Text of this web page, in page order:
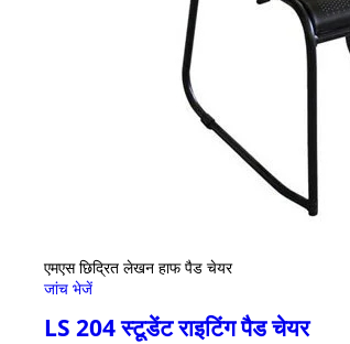
एमएस छिद्रित लेखन हाफ पैड चेयर
जांच भेजें
LS 204 स्टूडेंट राइटिंग पैड चेयर